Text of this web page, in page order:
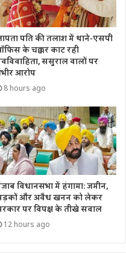
पति की तलाश में थाने-एसपी
के चक्कर काट रही
ससुराल वालों पर
आरोप
8 hours ago
विधानसभा में हंगामा: जमीन,
और अवैध खनन को लेकर
पर विपक्ष के तीखे सवाल
12 hours ago